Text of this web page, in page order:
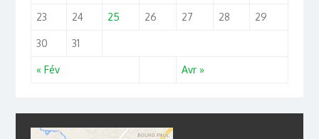
« Fév Avr »
23 24 25 26 27 28 29
30 31